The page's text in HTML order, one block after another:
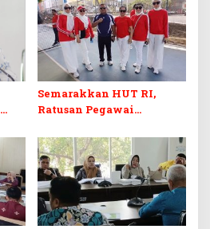
Semarakkan HUT RI,
Ratusan Pegawai
Ikuti Lomba Bola Gotong